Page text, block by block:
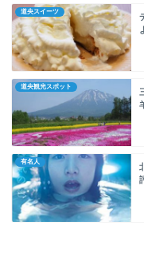
道央スイーツ
道央観光スポット
有名人